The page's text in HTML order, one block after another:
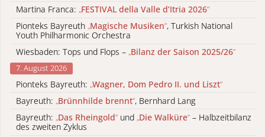
Martina Franca: „FESTIVAL della Valle d’Itria 2026“
Pionteks Bayreuth „Magische Musiken“, Turkish National
Youth Philharmonic Orchestra
Wiesbaden: Tops und Flops – „Bilanz der Saison 2025/26“
7. August 2026
Pionteks Bayreuth: „Wagner, Dom Pedro II. und Liszt“
Bayreuth: „Brünnhilde brennt“, Bernhard Lang
Bayreuth: „Das Rheingold“ und „Die Walküre“ – Halbzeitbilanz
des zweiten Zyklus